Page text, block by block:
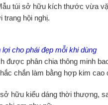
túi sở hữu kích thước vừa
trang hội nghị.
cho phái đẹp mỗi khi dùng
phân chia thông minh
chắn làm bằng hợp kim
hữu kiểu dáng thời thượng,